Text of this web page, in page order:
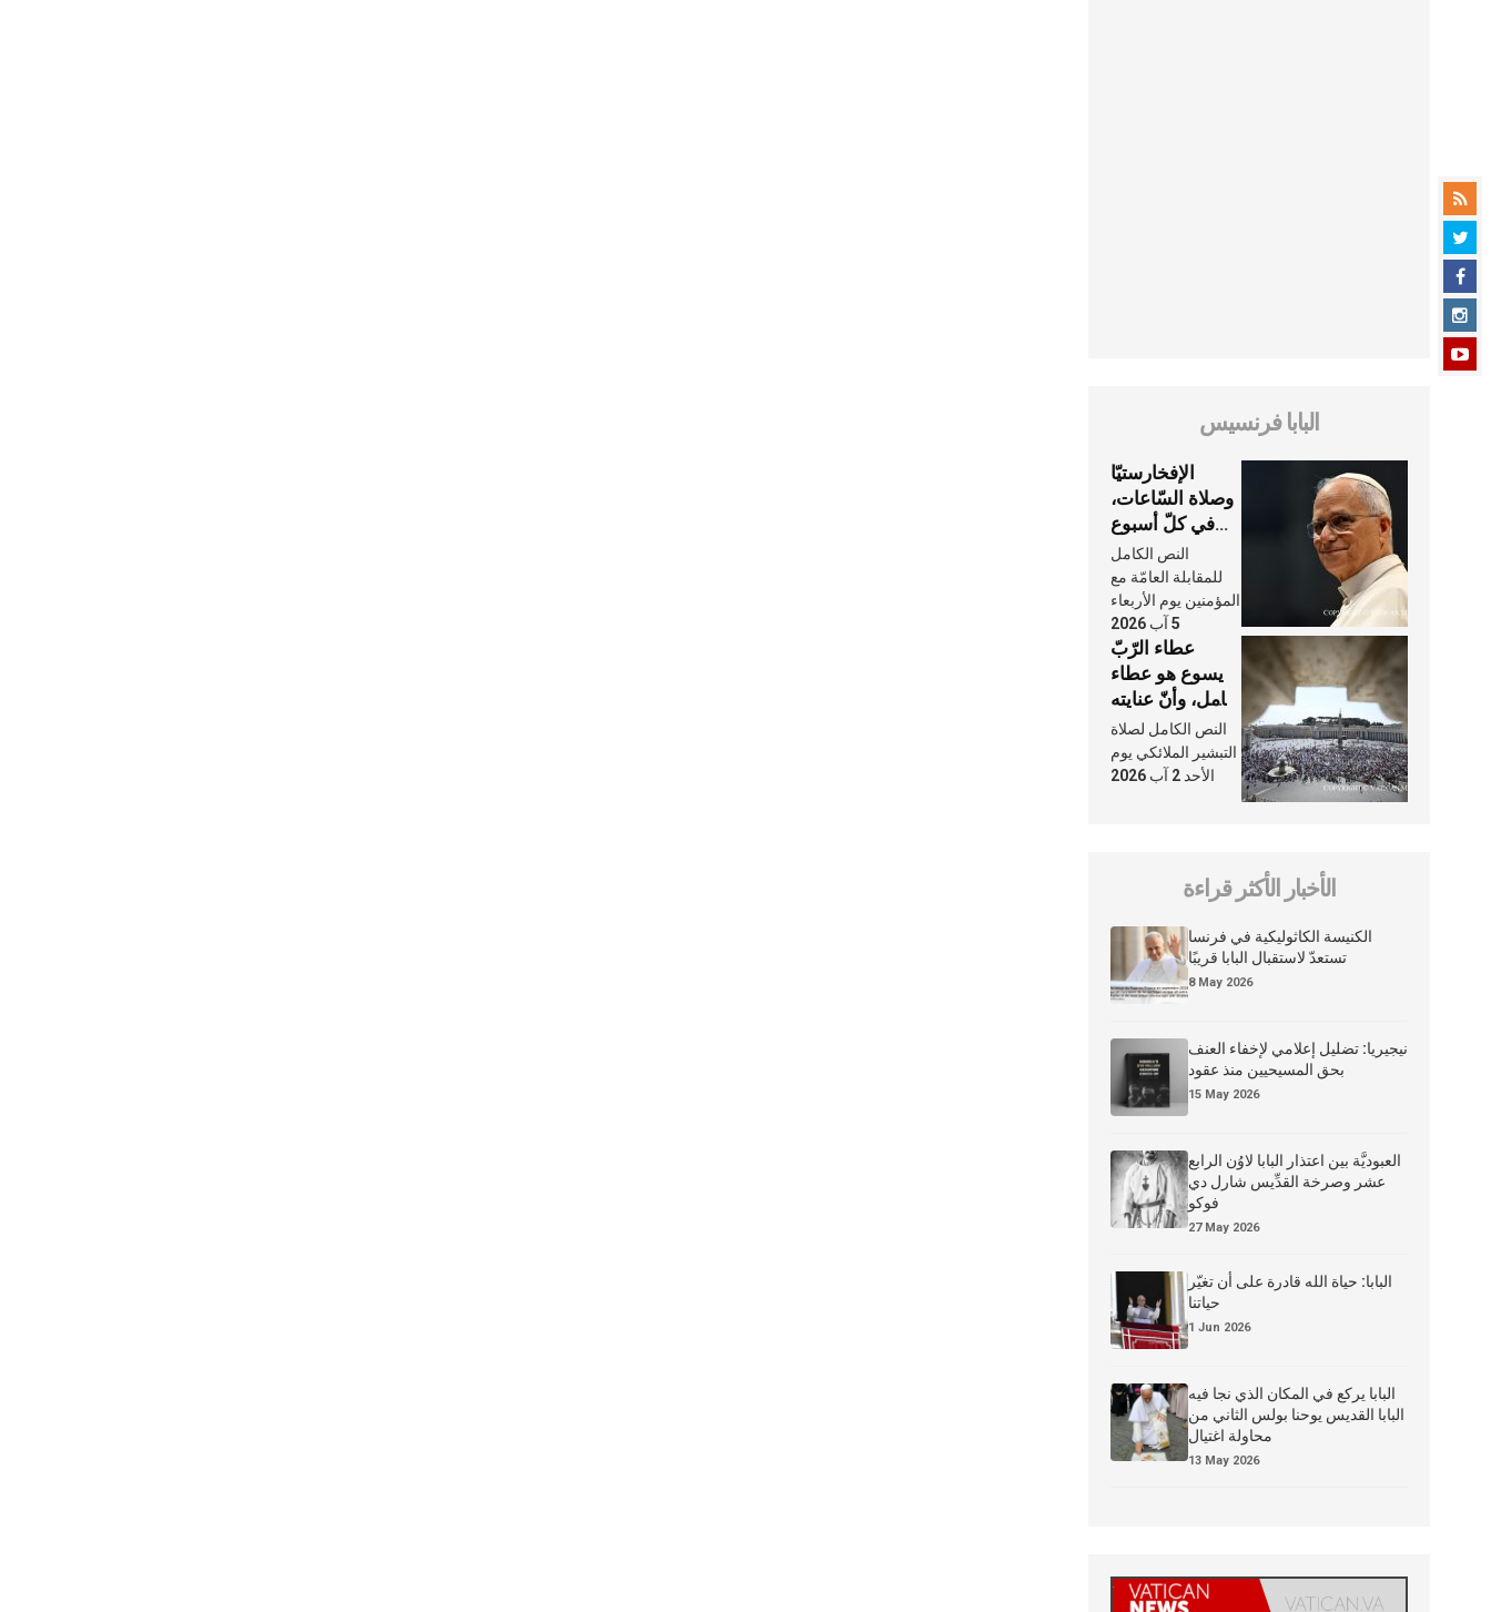
البابا فرنسيس
الإفخارستيّا
وصلاة السّاعات،
في كلّ أسبوع
وكلّ يوم، هما
النَّفَس في حياة
الكنيسة
النص الكامل
للمقابلة العامّة مع
المؤمنين يوم الأربعاء
5 آب 2026
عطاء الرّبّ
يسوع هو عطاء
شامل، وأنّ عنايته
بنا لا تغيب عنّا
أبدًا
النص الكامل لصلاة
التبشير الملائكي يوم
الأحد 2 آب 2026
الأخبار الأكثر قراءة
الكنيسة الكاثوليكية في فرنسا
تستعدّ لاستقبال البابا قريبًا
8 May 2026
نيجيريا: تضليل إعلامي لإخفاء العنف
بحق المسيحيين منذ عقود
15 May 2026
العبوديَّة بين اعتذار البابا لاوُن الرابع
عشر وصرخة القدِّيس شارل دي
فوكو
27 May 2026
البابا: حياة الله قادرة على أن تغيّر
حياتنا
1 Jun 2026
البابا يركع في المكان الذي نجا فيه
البابا القديس يوحنا بولس الثاني من
محاولة اغتيال
13 May 2026